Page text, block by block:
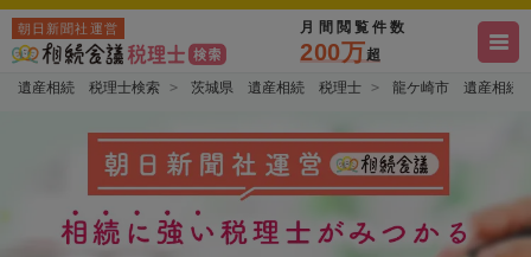
朝日新聞社運営 月間閲覧件数
200万超
遺産相続 税理士検索 茨城県 遺産相続 税理士 龍ケ崎市 遺産相続